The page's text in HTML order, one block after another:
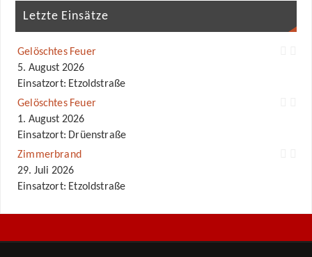
Letzte Einsätze
Gelöschtes Feuer
5. August 2026
Einsatzort: Etzoldstraße
Gelöschtes Feuer
1. August 2026
Einsatzort: Drüenstraße
Zimmerbrand
29. Juli 2026
Einsatzort: Etzoldstraße